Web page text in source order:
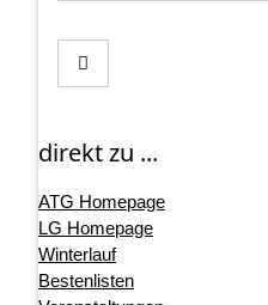
direkt zu ...
ATG Homepage
LG Homepage
Winterlauf
Bestenlisten